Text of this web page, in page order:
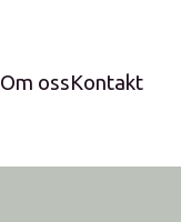
Om ossKontakt